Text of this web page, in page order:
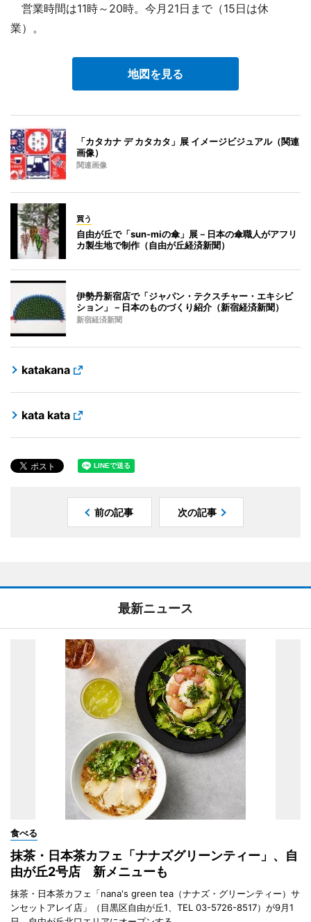
営業時間は11時～20時。今月21日まで（15日は休
業）。
地図を見る
「カタカナ デ カタカタ」展 イメージビジュアル（関連
画像）
関連画像
買う
自由が丘で「sun-miの傘」展－日本の傘職人がアフリ
カ製生地で制作（自由が丘経済新聞）
伊勢丹新宿店で「ジャパン・テクスチャー・エキシビ
ション」－日本のものづくり紹介（新宿経済新聞）
新宿経済新聞
katakana
kata kata
前の記事 次の記事
最新ニュース
食べる
抹茶・日本茶カフェ「ナナズグリーンティー」、自
由が丘2号店 新メニューも
抹茶・日本茶カフェ「nana's green tea（ナナズ・グリーンティー）サ
ンセットアレイ店」（目黒区自由が丘1、TEL 03-5726-8517）が9月1